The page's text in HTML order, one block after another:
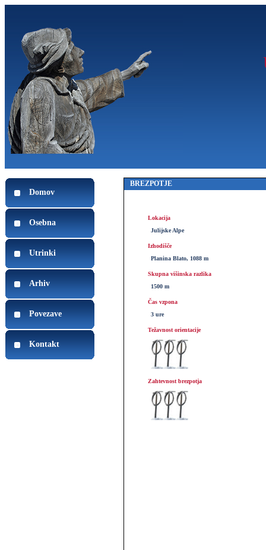
Domov
Osebna
Utrinki
Arhiv
Povezave
Kontakt
BREZPOTJE
Lokacija
Julijske Alpe
Izhodišče
Planina Blato, 1088 m
Skupna višinska razlika
1500 m
Čas vzpona
3 ure
Težavnost orientacije
Zahtevnost brezpotja